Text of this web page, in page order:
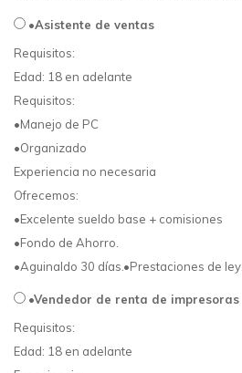
•Asistente de ventas
Requisitos:
Edad: 18 en adelante
Requisitos:
•Manejo de PC
•Organizado
Experiencia no necesaria
Ofrecemos:
•Excelente sueldo base + comisiones
•Fondo de Ahorro.
•Aguinaldo 30 días.•Prestaciones de ley.
•Vendedor de renta de impresoras
Requisitos:
Edad: 18 en adelante